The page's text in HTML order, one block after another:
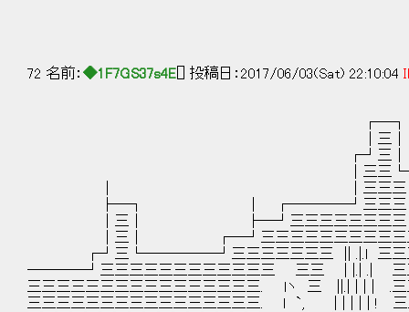
72 名前： ◆1F7GS37s4E [] 投稿日：2017/06/03(Sat) 22:10:04
┌─┐
│三│
┌┘三│
│三三
│ │三三三
├─┐ │ ┌────┘三三
│三│ ├─┘三三三三三三三
│三│ ┌─┘三三三三三三三三三三三
┌┘三└─────┘三三三三三三三 || .|.l 三
────┘三三三三三三三三三三三三 三三 | |.| .|
三三三三三三三三三三三三三三三三. lヽ 三 ||.| | | | .
三三三三三三三三三三三三三三三三. l `, | | | | | ! 三三